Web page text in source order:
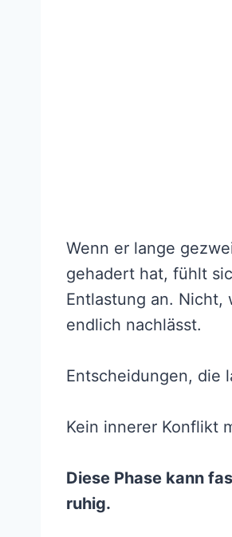
Wenn er lange
gehadert hat, fühlt
Entlastung an. Nicht,
endlich nachlässt.
Entscheidungen, die
Kein innerer Konflikt
Diese Phase kann
ruhig.